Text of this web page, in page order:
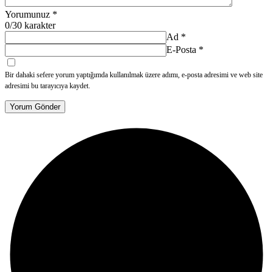
Yorumunuz *
0/30 karakter
Ad *
E-Posta *
Bir dahaki sefere yorum yaptığımda kullanılmak üzere adımı, e-posta adresimi ve web site
adresimi bu tarayıcıya kaydet.
Yorum Gönder